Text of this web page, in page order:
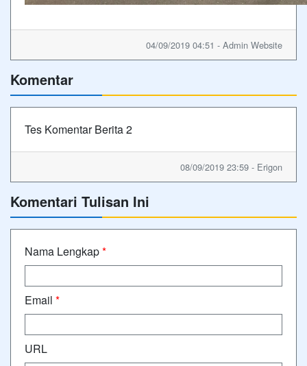
04/09/2019 04:51 - Admin Website
Komentar
Tes Komentar Berita 2
08/09/2019 23:59 - Erigon
Komentari Tulisan Ini
Nama Lengkap*
Email *
URL